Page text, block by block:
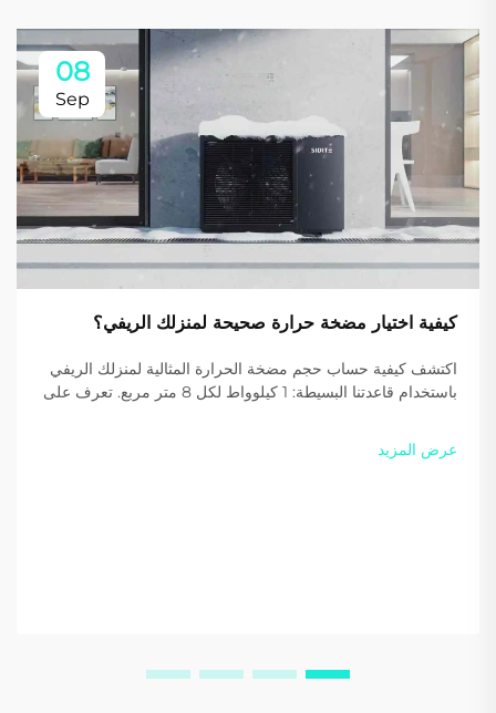
08
Sep
كيفية اختيار مضخة حرارة صحيحة لمنزلك الريفي؟
اكتشف كيفية حساب حجم مضخة الحرارة المثالية لمنزلك الريفي
باستخدام قاعدتنا البسيطة: 1 كيلوواط لكل 8 متر مربع. تعرف على
احصل على توصية شخصية مجانية اليوم.
عرض المزيد